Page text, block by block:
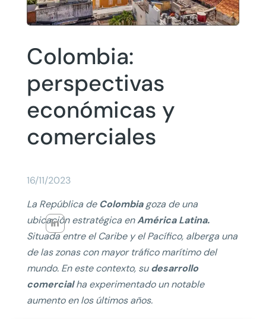
Colombia:
perspectivas
económicas y
comerciales
16/11/2023
La República de Colombiagoza de una
ubicación estratégica enAmérica Latina.
Situada entre el Caribe y el Pacífico, alberga una
de las zonas con mayor tráfico marítimo del
mundo. En este contexto, sudesarrollo
comercialha experimentado un notable
aumento en los últimos años.